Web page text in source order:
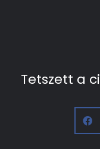
Tetszett a